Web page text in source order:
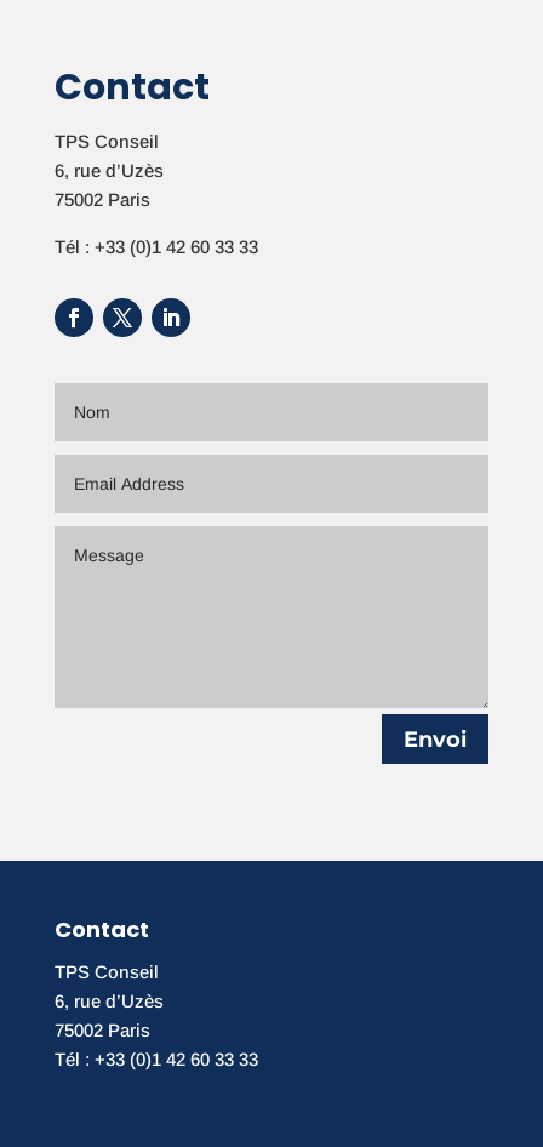
Contact
TPS Conseil
6, rue d’Uzès
75002 Paris
Tél : +33 (0)1 42 60 33 33
Envoi
Contact
TPS Conseil
6, rue d’Uzès
75002 Paris
Tél : +33 (0)1 42 60 33 33